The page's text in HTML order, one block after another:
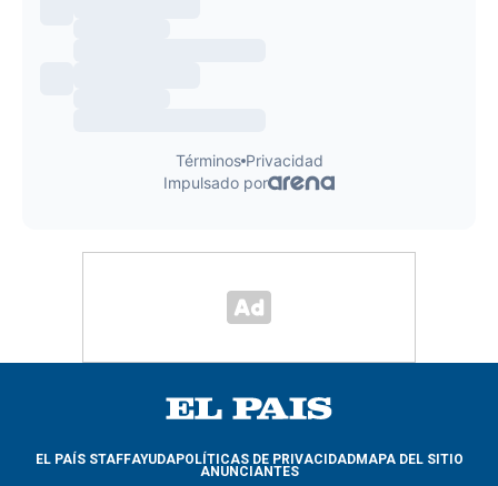
EL PAÍS STAFFAYUDAPOLÍTICAS DE PRIVACIDADMAPA DEL SITIO
ANUNCIANTES